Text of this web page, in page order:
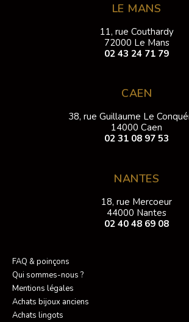
LE MANS
11, rue Couthardy
72000 Le Mans
02 43 24 71 79
CAEN
38, rue Guillaume Le
14000 Caen
02 31 08 97 53
NANTES
18, rue Mercoeur
44000 Nantes
02 40 48 69 08
FAQ & poinçons
Qui sommes-nous ?
Mentions légales
Achats bijoux anciens
Achats lingots